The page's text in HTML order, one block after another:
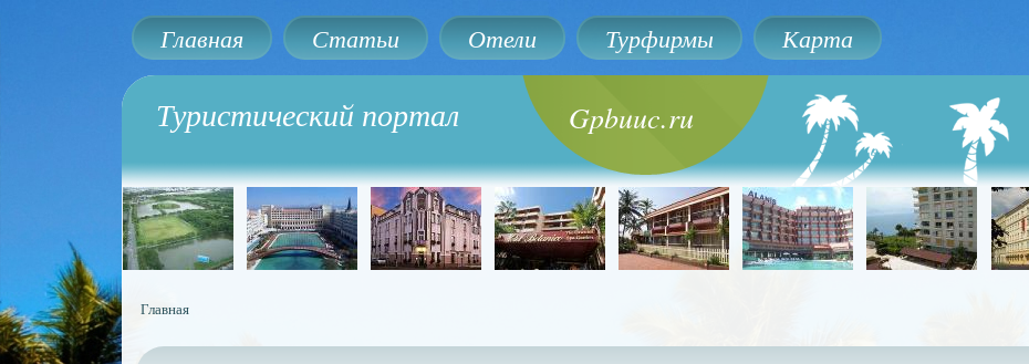
Главная Статьи Отели Турфирмы Карта
Туристический портал Gpbuuc.ru
Вы здесь
Главная